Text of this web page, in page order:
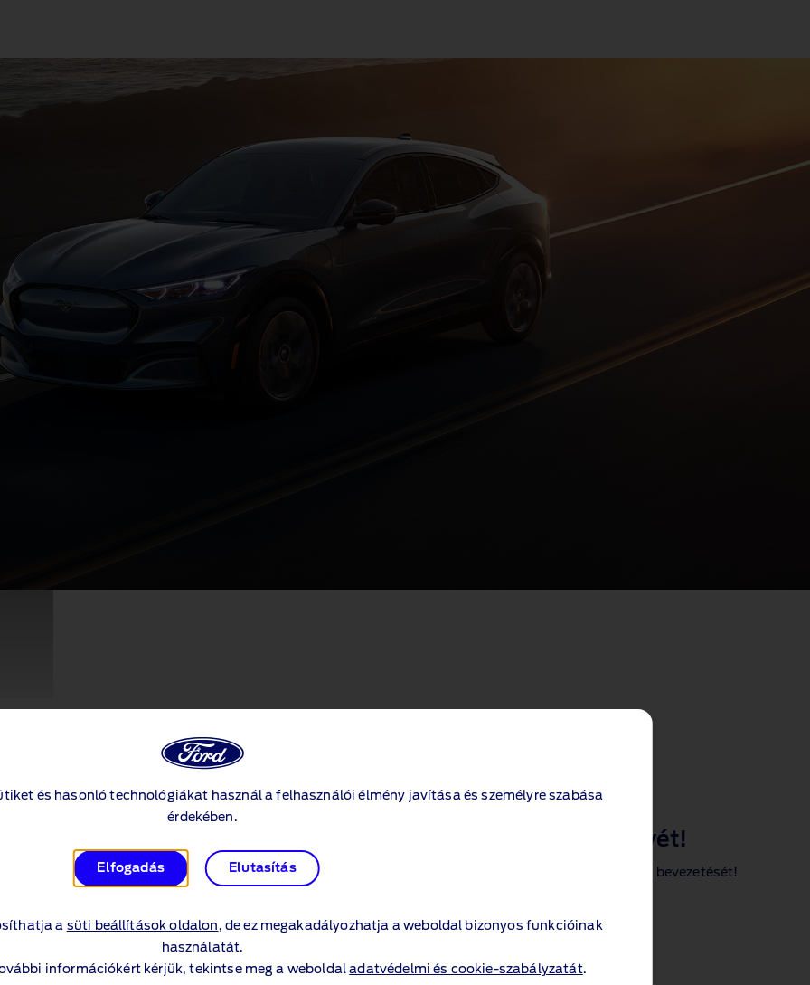
és hasonló technológiákat használ a felhasználói élmény javítása és személyre szabása
érdekében.
Elfogadás Elutasítás
a süti beállítások oldalon , de ez megakadályozhatja a weboldal bizonyos funkcióinak
használatát.
információkért kérjük, tekintse meg a weboldaladatvédelmi és cookie-szabályzatát.
60 évét!
Ünnepelje velünk a Mustang 60 évét, s vele együtt az új modellek bevezetését!